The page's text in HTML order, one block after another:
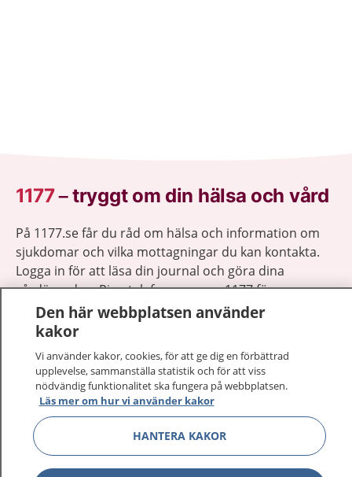
1177–tryggt om din hälsa och vård
På 1177.se får du råd om hälsa och information om
sjukdomar och vilka mottagningar du kan kontakta.
Logga in för att läsa din journal och göra dina
vårdärenden. Ring telefonnummer 1177 för
sjukvårdsrådgivning dygnet runt.
1177 ger dig råd när du vill må bättre.
1177 på flera språk Visa
Visa
Den här webbplatsen använder
kakor
Vi använder kakor, cookies, för att ge dig en förbättrad
upplevelse, sammanställa statistik och för att viss
nödvändig funktionalitet ska fungera på webbplatsen.
Läs mer om hur vi använder kakor
HANTERA KAKOR